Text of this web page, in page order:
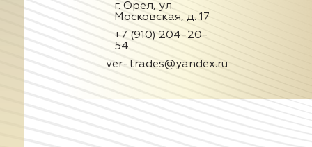
г. Орел, ул.
Московская, д. 17
+7 (910) 204-20-
54
ver-trades@yandex.ru